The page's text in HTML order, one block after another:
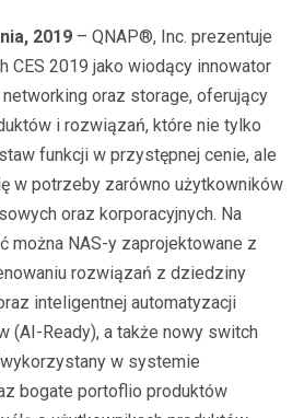
2019 – QNAP®, Inc. prezentuje
CES 2019 jako wiodący innowator
oraz storage, oferujący
i rozwiązań, które nie tylko
funkcji w przystępnej cenie, ale
w potrzeby zarówno użytkowników
oraz korporacyjnych. Na
można NAS-y zaprojektowane z
rozwiązań z dziedziny
inteligentnej automatyzacji
(AI-Ready), a także nowy switch
w systemie
bogate portoflio produktów